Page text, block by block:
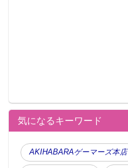
気になるキーワード
AKIHABARAゲーマーズ本店